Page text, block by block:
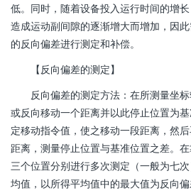
低。同时，随着设备投入运行时间的增
造成运动副间隙的逐渐增大而增加，因
的反向偏差进行测定和补偿。
【反向偏差的测定】
反向偏差的测定方法：在所测量坐标
或反向移动一个距离并以此停止位置为
定移动指令值，使之移动一段距离，然
距离，测量停止位置与基准位置之差。
三个位置分别进行多次测定（一般为七
均值，以所得平均值中的最大值为反向